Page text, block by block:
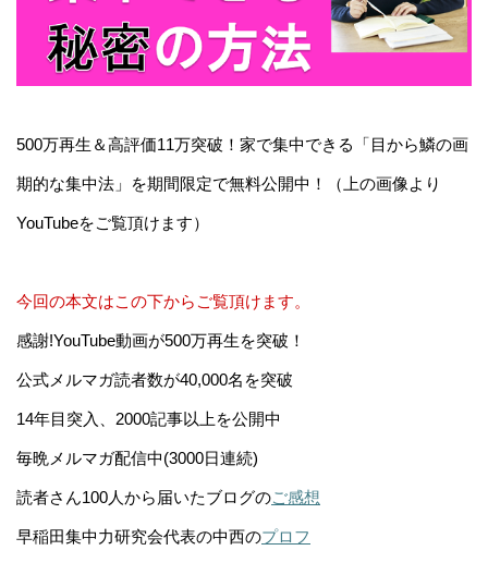
500万再生＆高評価11万突破！家で集中できる「目から鱗の画
期的な集中法」を期間限定で無料公開中！（上の画像より
YouTubeをご覧頂けます）
今回の本文はこの下からご覧頂けます。
感謝!YouTube動画が500万再生を突破！
公式メルマガ読者数が40,000名を突破
14年目突入、2000記事以上を公開中
毎晩メルマガ配信中(3000日連続)
読者さん100人から届いたブログのご感想
早稲田集中力研究会代表の中西のプロフ